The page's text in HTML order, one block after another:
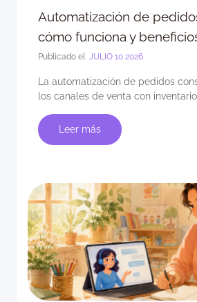
Automatización de
cómo funciona y
Publicado el JULIO 10 2026
La automatización de pedidos
los canales de venta con
Leer más